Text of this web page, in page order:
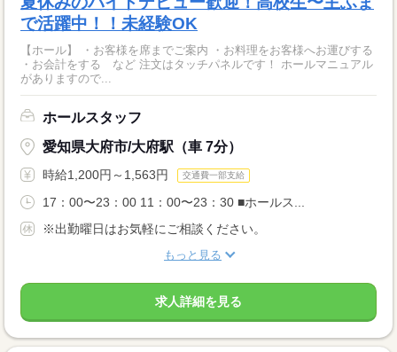
で活躍中！！未経験OK
【ホール】 ・お客様を席までご案内 ・お料理をお客様へお運びする
・お会計をする など 注文はタッチパネルです！ ホールマニュアル
がありますので...
ホールスタッフ
愛知県大府市/大府駅（車 7分）
時給1,200円～1,563円 交通費一部支給
17：00〜23：00 11：00〜23：30 ■ホールス...
※出勤曜日はお気軽にご相談ください。
もっと見る
求人詳細を見る